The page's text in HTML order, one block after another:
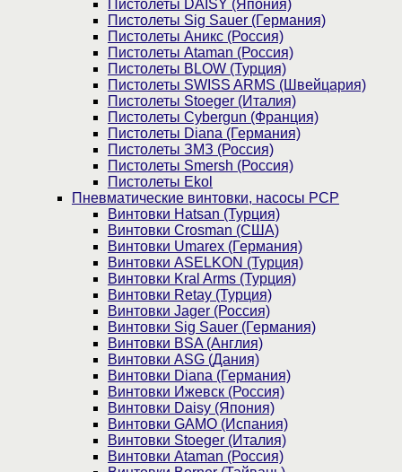
Пистолеты DAISY (Япония)
Пистолеты Sig Sauer (Германия)
Пистолеты Аникс (Россия)
Пистолеты Ataman (Россия)
Пистолеты BLOW (Турция)
Пистолеты SWISS ARMS (Швейцария)
Пистолеты Stoeger (Италия)
Пистолеты Cybergun (Франция)
Пистолеты Diana (Германия)
Пистолеты ЗМЗ (Россия)
Пистолеты Smersh (Россия)
Пистолеты Ekol
Пневматические винтовки, насосы PCP
Винтовки Hatsan (Турция)
Винтовки Crosman (США)
Винтовки Umarex (Германия)
Винтовки ASELKON (Турция)
Винтовки Kral Arms (Турция)
Винтовки Retay (Турция)
Винтовки Jager (Россия)
Винтовки Sig Sauer (Германия)
Винтовки BSA (Англия)
Винтовки ASG (Дания)
Винтовки Diana (Германия)
Винтовки Ижевск (Россия)
Винтовки Daisy (Япония)
Винтовки GAMO (Испания)
Винтовки Stoeger (Италия)
Винтовки Ataman (Россия)